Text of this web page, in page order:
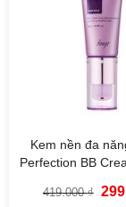
Kem nền đa
Perfection BB
(20g)
419.000₫ Giá